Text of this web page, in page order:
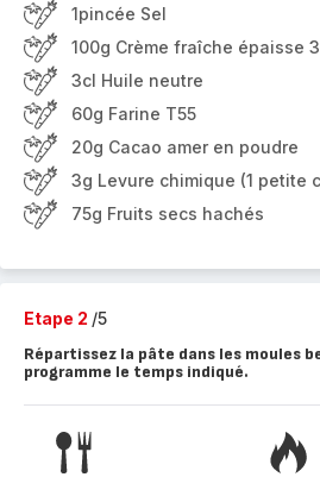
1pincée Sel
100g Crème fraîche épaisse
3cl Huile neutre
60g Farine T55
20g Cacao amer en poudre
3g Levure chimique (1 petite
75g Fruits secs hachés
Etape 2 /5
Répartissez la pâte dans les moules
programme le temps indiqué.